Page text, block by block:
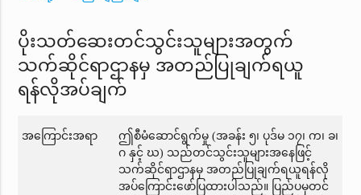
ပိုးသတ်ဆေးတင်သွင်းသူများအတွက်
သက်ဆိုင်ရာဌာနမှ အတည်ပြုချက်ရယူ
ရန်လိုအပ်ချက်
အကြောင်းအရာ
ဤစီမံဆောင်ရွက်မှု (အခန်း ၅၊ ပုဒ်မ ၁၇၊ က၊ ခ၊
ဂ နှင့် ဃ) သည်တင်သွင်းသူများအနေဖြင့်
သက်ဆိုင်ရာဌာနမှ အတည်ပြုချက်ရယူရန်လို
အပ်ကြောင်းဖော်ပြထားပါသည်။ ပြည်ပမှတင်